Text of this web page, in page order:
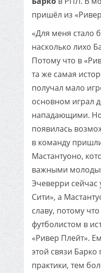
пришёл из
«Для меня стало
насколько лихо
Потому что в
та же самая
получал мало
основном играл
нападающими.
появилась
в команду
Мастантуоно,
важными
Эчеверри сейчас
Сити», а
славу, потому
футболистом в
«Ривер Плейт».
этой связи
практики, тем